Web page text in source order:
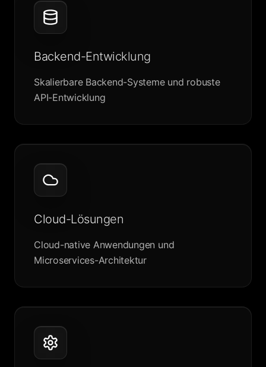
Backend-Entwicklung
Skalierbare Backend-Systeme und robuste
API-Entwicklung
Cloud-Lösungen
Cloud-native Anwendungen und
Microservices-Architektur